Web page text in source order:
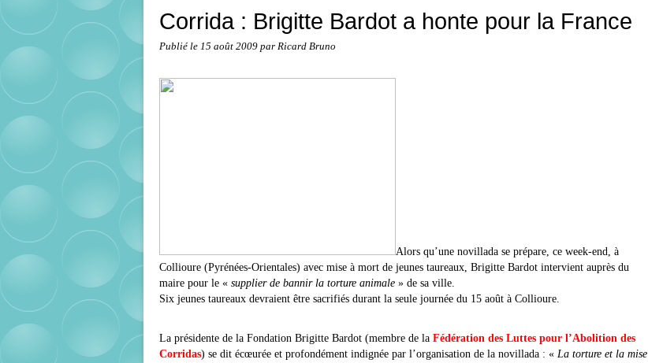
Corrida : Brigitte Bardot a honte pour la France
Publié le 15 août 2009 par Ricard Bruno
Alors qu’une novillada se prépare, ce week-end, à
Collioure (Pyrénées-Orientales) avec mise à mort de jeunes taureaux, Brigitte Bardot intervient auprès du
maire pour le « supplier de bannir la torture animale » de sa ville.
Six jeunes taureaux devraient être sacrifiés durant la seule journée du 15 août à Collioure.
La présidente de la Fondation Brigitte Bardot (membre de la Fédération des Luttes pour l’Abolition des
Corridas) se dit écœurée et profondément indignée par l’organisation de la novillada : « La torture et la mise